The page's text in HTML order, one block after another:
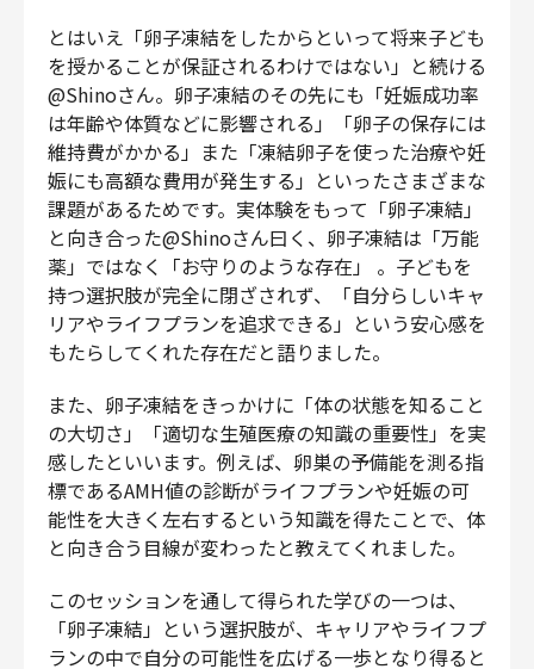
とはいえ「卵子凍結をしたからといって将来子ども
を授かることが保証されるわけではない」と続ける
@Shinoさん。卵子凍結のその先にも「妊娠成功率
は年齢や体質などに影響される」「卵子の保存には
維持費がかかる」また「凍結卵子を使った治療や妊
娠にも高額な費用が発生する」といったさまざまな
課題があるためです。実体験をもって「卵子凍結」
と向き合った@Shinoさん曰く、卵子凍結は「万能
薬」ではなく「お守りのような存在」 。子どもを
持つ選択肢が完全に閉ざされず、「自分らしいキャ
リアやライフプランを追求できる」という安心感を
もたらしてくれた存在だと語りました。
また、卵子凍結をきっかけに「体の状態を知ること
の大切さ」「適切な生殖医療の知識の重要性」を実
感したといいます。例えば、卵巣の予備能を測る指
標であるAMH値の診断がライフプランや妊娠の可
能性を大きく左右するという知識を得たことで、体
と向き合う目線が変わったと教えてくれました。
このセッションを通して得られた学びの一つは、
「卵子凍結」という選択肢が、キャリアやライフプ
ランの中で自分の可能性を広げる一歩となり得ると